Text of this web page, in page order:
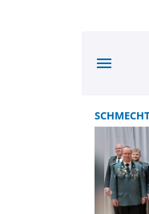
menu